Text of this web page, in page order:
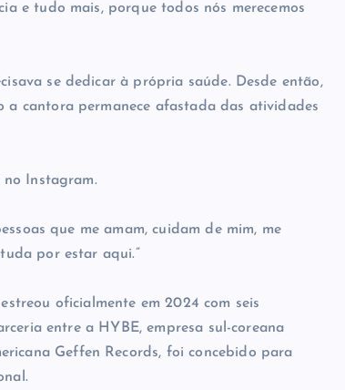
e tudo mais, porque todos nós merecemos
se dedicar à própria saúde. Desde então,
cantora permanece afastada das atividades
Instagram.
que me amam, cuidam de mim, me
por estar aqui.”
oficialmente em 2024 com seis
entre a HYBE, empresa sul-coreana
Geffen Records, foi concebido para